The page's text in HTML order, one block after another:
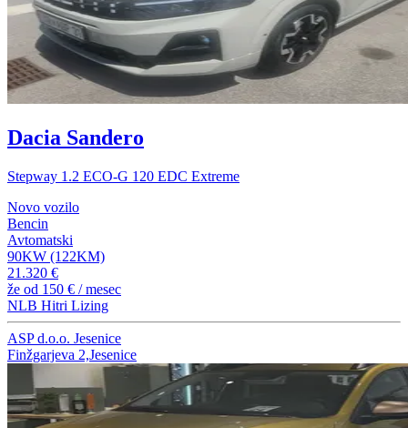
Dacia Sandero
Stepway 1.2 ECO-G 120 EDC Extreme
Novo vozilo
Bencin
Avtomatski
90KW (122KM)
21.320 €
že od 150 € / mesec
NLB Hitri Lizing
ASP d.o.o. Jesenice
Finžgarjeva 2,Jesenice